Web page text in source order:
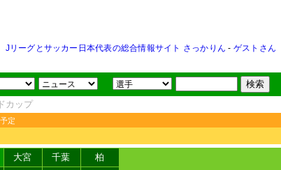
Jリーグとサッカー日本代表の総合情報サイト さっかりん - ゲストさん
カップ
予定
大宮 千葉
柏